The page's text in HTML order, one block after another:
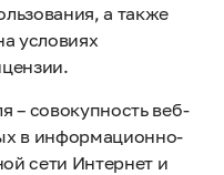
а также
условиях
– совокупность веб-
в информационно-
сети Интернет и